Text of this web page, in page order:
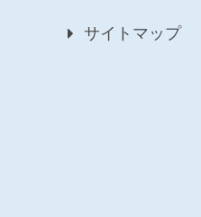
サイトマップ